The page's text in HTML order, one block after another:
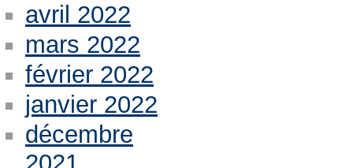
avril 2022
mars 2022
février 2022
janvier 2022
décembre